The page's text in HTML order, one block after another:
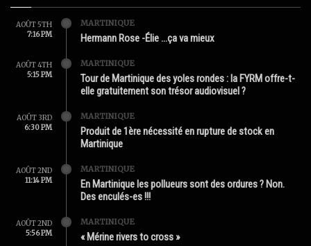
AOÛT 5TH
7:16 PM
MARTINIQUE
Hermann Rose -Élie …ça va mieux
AOÛT 4TH
5:15 PM
MARTINIQUE
Tour de Martinique des yoles rondes : la FYRM offre-t-
elle gratuitement son trésor audiovisuel ?
AOÛT 3RD
6:30 PM
MARTINIQUE
Produit de 1ère nécessité en rupture de stock en
Martinique
AOÛT 2ND
11:14 PM
MARTINIQUE
En Martinique les pollueurs sont des ordures ? Non.
Des enculés-es !!!
AOÛT 2ND
5:56 PM
MARTINIQUE
« Mérine rivers to cross »